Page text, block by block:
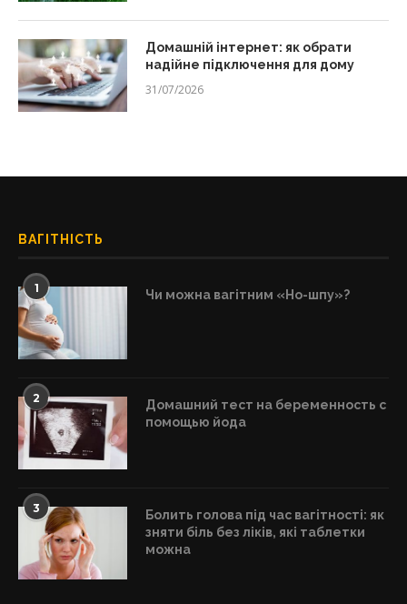
Домашній інтернет: як обрати
надійне підключення для дому
31/07/2026
ВАГІТНІСТЬ
1 Чи можна вагітним «Но-шпу»?
2
Домашний тест на беременность с
помощью йода
3
Болить голова під час вагітності: як
зняти біль без ліків, які таблетки
можна